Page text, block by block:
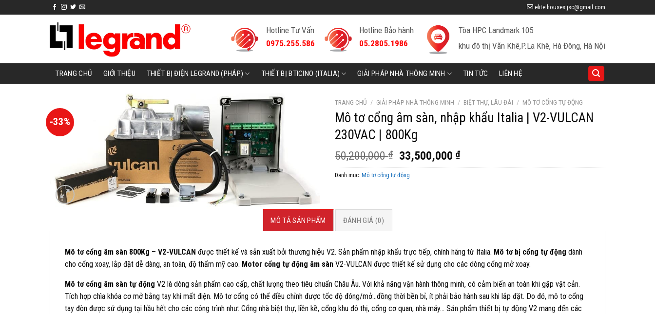
to
elite.houses.jsc@gmail.com
Hotline Tư Vấn
0975.255.586
Hotline Bảo hành
05.2805.1986
Tòa HPC Landmark 105
khu đô thị Văn Khê,P.La Khê, Hà Đông, Hà Nội
TRANG CHỦ GIỚI THIỆU THIẾT BỊ ĐIỆN LEGRAND (PHÁP) THIẾT BỊ BTICINO (ITALIA) GIẢI PHÁP NHÀ THÔNG MINH TIN TỨC LIÊN HỆ
-33%
TRANG CHỦ / GIẢI PHÁP NHÀ THÔNG MINH / BIỆT THỰ, LÂU ĐÀI / MÔ TƠ CỔNG TỰ ĐỘNG
Mô tơ cổng âm sàn, nhập khẩu Italia | V2-VULCAN
230VAC | 800Kg
50,200,000₫
Giá
gốc
là:
33,500,000₫Giá
hiện
Danh mục: Mô tơ cổng tự động
MÔ TẢ SẢN PHẨM ĐÁNH GIÁ (0)
Mô tơ cổng âm sàn 800Kg – V2-VULCAN được thiết kế và sản xuất bởi thương hiệu V2. Sản phẩm nhập khẩu trực tiếp, chính hãng từ Italia. Mô tơ bị cổng tự động dành
cho cổng xoay, lắp đặt dễ dàng, an toàn, độ thẩm mỹ cao. Motor cổng tự động âm sàn V2-VULCAN được thiết kế sử dụng cho các dòng cổng mở xoay.
Mô tơ cổng âm sàn tự động V2 là dòng sản phẩm cao cấp, chất lượng theo tiêu chuẩn Châu Âu. Với khả năng vận hành thông minh, có cảm biến an toàn khi gặp vật cản.
Tích hợp chìa khóa cơ mở bằng tay khi mất điện. Mô tơ cổng có thể điều chỉnh được tốc độ đóng/mở…đồng thời bền bỉ, ít phải bảo hành sau khi lắp đặt. Do đó, mô tơ cổng
tay đòn được sử dụng tại hầu hết cho các công trình như: Cổng nhà biệt thự, liền kề, cổng khu đô thị, cổng cơ quan, nhà máy… Sản phẩm thiết bị tự động V2 mang đến các